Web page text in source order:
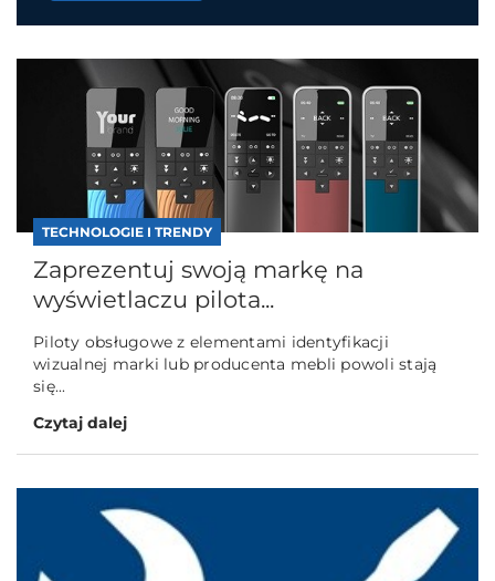
TECHNOLOGIE I TRENDY
Zaprezentuj swoją markę na
wyświetlaczu pilota...
Piloty obsługowe z elementami identyfikacji
wizualnej marki lub producenta mebli powoli stają
się...
Czytaj dalej